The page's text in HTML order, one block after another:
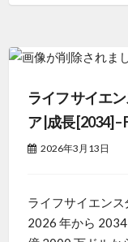
ライフ サイエ
ア |成長 [2034]
2026年3月13日
ライフサイエンス
2026 年から